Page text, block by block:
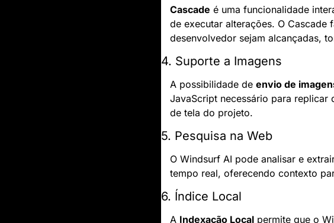
Cascade é uma funcionalidade
de executar alterações. O Cascade
desenvolvedor sejam alcançadas,
4. Suporte a Imagens
A possibilidade de envio de
JavaScript necessário para
de tela do projeto.
5. Pesquisa na Web
O Windsurf AI pode analisar e
tempo real, oferecendo contexto
6. Índice Local
A Indexação Local permite que o